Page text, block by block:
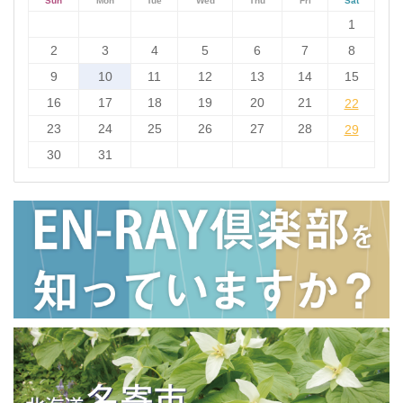
1
2
3 4 5 6 7
8
9
10 11 12 13 14
15
16
17 18 19 20 21 22
22
23
24 25 26 27 28 29
29
30
31